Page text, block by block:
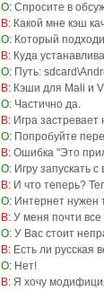
О: Спросите в
В: Какой мне кэш
О: Который
В: Куда
О: Путь:
В: Кэши для Mali и
О: Частично да.
В: Игра
О: Попробуйте
В: Ошибка "Это
О: Игру запускать
В: И что теперь?
О: Интернет нужен
В: У меня почти все
О: У Вас стоит
В: Есть ли русская
О: Нет!
В: Я хочу